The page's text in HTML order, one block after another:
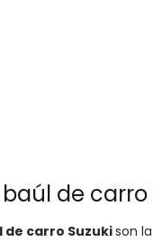
de
carro Suzukison